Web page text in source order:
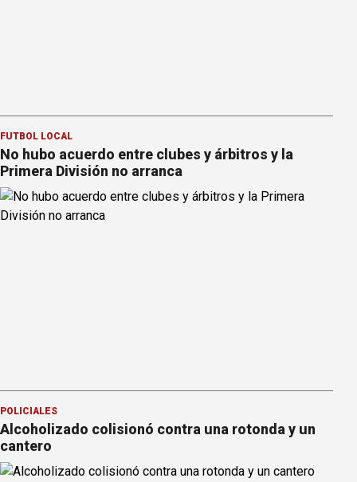
FÚTBOL LOCAL
No hubo acuerdo entre clubes y árbitros y la
Primera División no arranca
POLICIALES
Alcoholizado colisionó contra una rotonda y un
cantero